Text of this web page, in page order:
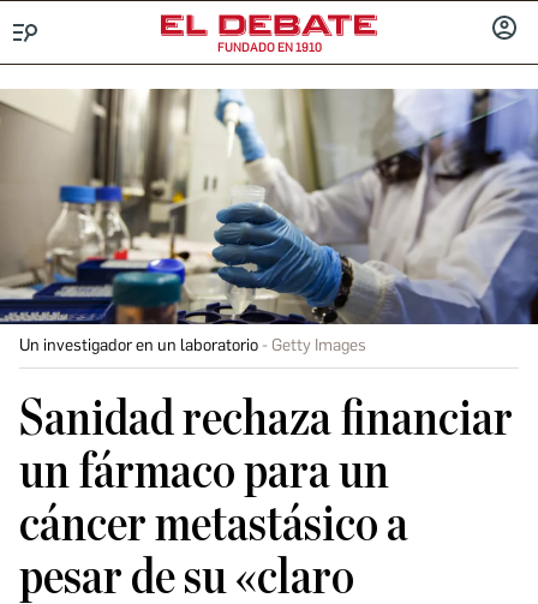
FUNDADO EN 1910
Un investigador en un laboratorio Getty Images
Sanidad rechaza financiar
un fármaco para un
cáncer metastásico a
pesar de su «claro